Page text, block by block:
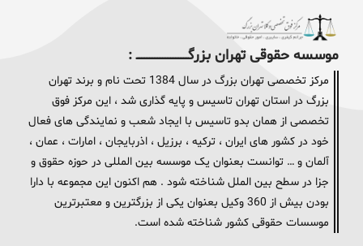
موسسه حقوقی تهران بزرگــــــــــــــــــــــــــــــــ :
مرکز تخصصی تهران بزرگ در سال 1384 تحت نام و برند تهران
بزرگ در استان تهران تاسیس و پایه گذاری شد ، این مرکز فوق
تخصصی از همان بدو تاسیس با ایجاد شعب و نمایندگی های فعال
خود در کشور های ایران ، ترکیه ، برزیل ، اذربایجان ، امارات ، عمان ،
آلمان و … توانست بعنوان یک موسسه بین المللی در حوزه حقوق و
جزا در سطح بین الملل شناخته شود . هم اکنون این مجموعه با دارا
بودن بیش از 360 وکیل بعنوان یکی از بزرگترین و معتبرترین
موسسات حقوقی کشور شناخته شده است.